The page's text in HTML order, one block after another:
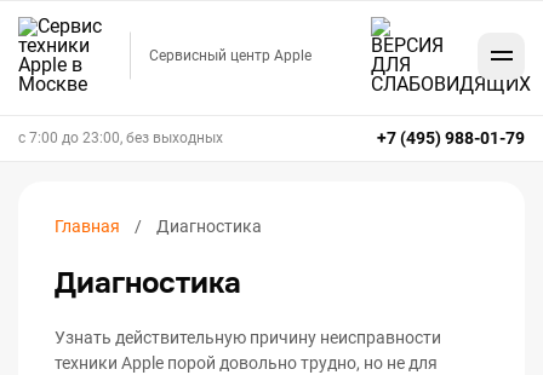
Сервисный центр Apple
+7 (495) 988-01-79
с 7:00 до 23:00, без выходных
Главная Диагностика
Диагностика
Узнать действительную причину неисправности
техники Apple порой довольно трудно, но не для